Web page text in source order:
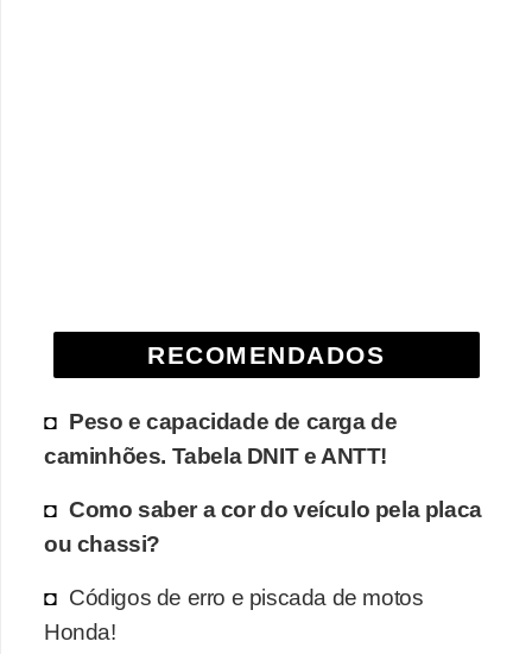
RECOMENDADOS
Peso e capacidade de carga de
caminhões. Tabela DNIT e ANTT!
Como saber a cor do veículo pela placa
ou chassi?
Códigos de erro e piscada de motos
Honda!
f
o
a
d
C
o
m